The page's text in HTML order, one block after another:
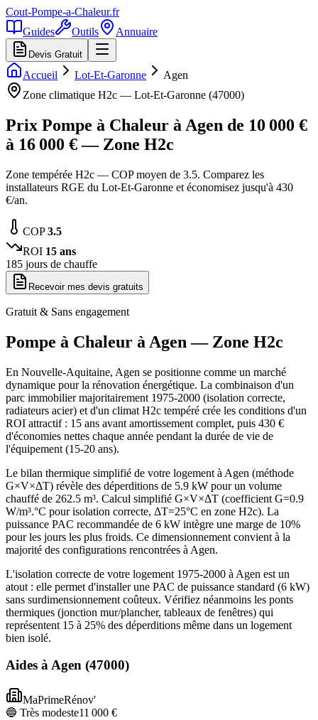
Cout-Pompe-a-Chaleur.fr
Guides
Outils Annuaire
Devis Gratuit
Accueil Lot-Et-Garonne
Agen
Zone climatique H2c — Lot-Et-Garonne (47000)
Prix Pompe à Chaleur à Agen de 10 000 €
à 16 000 € — Zone H2c
Zone tempérée H2c — COP moyen de 3.5. Comparez les
installateurs RGE du Lot-Et-Garonne et économisez jusqu'à 430
€/an.
COP3.5
ROI 15 ans
185 jours de chauffe
Recevoir mes devis gratuits
Gratuit & Sans engagement
Pompe à Chaleur à Agen — Zone H2c
En Nouvelle-Aquitaine, Agen se positionne comme un marché
dynamique pour la rénovation énergétique. La combinaison d'un
parc immobilier majoritairement 1975-2000 (isolation correcte,
radiateurs acier) et d'un climat H2c tempéré crée les conditions d'un
ROI attractif : 15 ans avant amortissement complet, puis 430 €
d'économies nettes chaque année pendant la durée de vie de
l'équipement (15-20 ans).
Le bilan thermique simplifié de votre logement à Agen (méthode
G×V×ΔT) révèle des déperditions de 5.9 kW pour un volume
chauffé de 262.5 m³. Calcul simplifié G×V×ΔT (coefficient G=0.9
W/m³.°C pour isolation correcte, ΔT=25°C en zone H2c). La
puissance PAC recommandée de 6 kW intègre une marge de 10%
pour les jours les plus froids. Ce dimensionnement convient à la
majorité des configurations rencontrées à Agen.
L'isolation correcte de votre logement 1975-2000 à Agen est un
atout : elle permet d'installer une PAC de puissance standard (6 kW)
sans surdimensionnement coûteux. Vérifiez néanmoins les ponts
thermiques (jonction mur/plancher, tableaux de fenêtres) qui
représentent 15 à 25% des déperditions même dans un logement
bien isolé.
Aides àAgen (47000)
MaPrimeRénov'
🔵 Très modeste11 000 €